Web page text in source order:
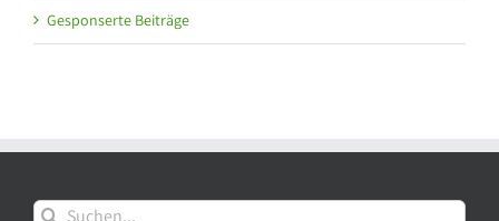
Gesponserte Beiträge
Suche